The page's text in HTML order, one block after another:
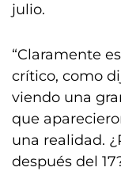
julio.
“Claramente
crítico, como
viendo una
que
una realidad.
después del